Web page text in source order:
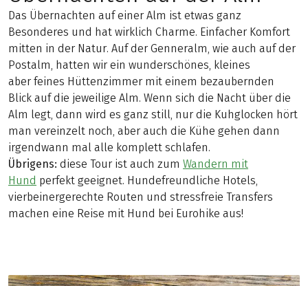
Das Übernachten auf einer Alm ist etwas ganz
Besonderes und hat wirklich Charme. Einfacher Komfort
mitten in der Natur. Auf der Genneralm, wie auch auf der
Postalm, hatten wir ein wunderschönes, kleines
aber feines Hüttenzimmer mit einem bezaubernden
Blick auf die jeweilige Alm. Wenn sich die Nacht über die
Alm legt, dann wird es ganz still, nur die Kuhglocken hört
man vereinzelt noch, aber auch die Kühe gehen dann
irgendwann mal alle komplett schlafen.
Übrigens: diese Tour ist auch zum Wandern mit
Hund perfekt geeignet. Hundefreundliche Hotels,
vierbeinergerechte Routen und stressfreie Transfers
machen eine Reise mit Hund bei Eurohike aus!